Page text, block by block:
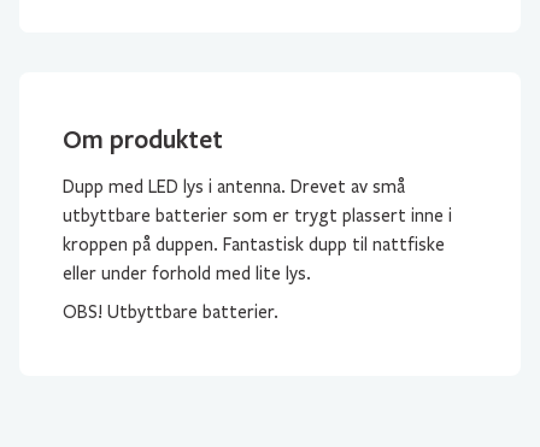
Om produktet
Dupp med LED lys i antenna. Drevet av små
utbyttbare batterier som er trygt plassert inne i
kroppen på duppen. Fantastisk dupp til nattfiske
eller under forhold med lite lys.
OBS! Utbyttbare batterier.